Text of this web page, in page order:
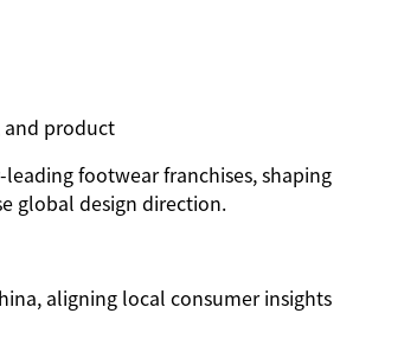
and product
footwear franchises, shaping
global design direction.
aligning local consumer insights